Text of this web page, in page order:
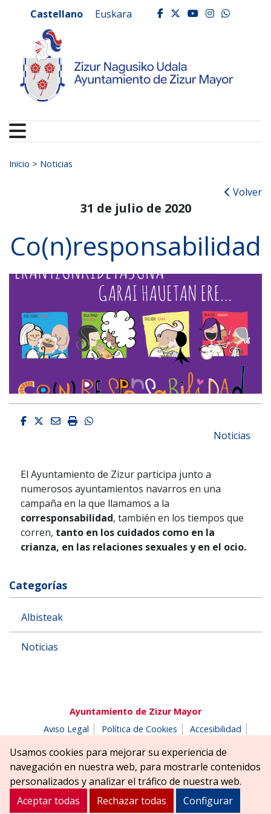
Ayuntamiento de
Castellano Euskara facebook
twitter
youtube
Buscar:
Inicio > Noticias
Volver
31 de julio de 2020
Co(n)responsabilidad
Facebook
Twitter
EmailImprimirWhatsapp
Noticias
El Ayuntamiento de Zizur participa junto a
numerosos ayuntamientos navarros en una
campaña en la que llamamos a la
corresponsabilidad, también en los tiempos que
corren, tanto en los cuidados como en la
crianza, en las relaciones sexuales y en el ocio.
Categorías
Albisteak
Noticias
Ayuntamiento de Zizur Mayor
Aviso Legal
Política de Cookies
Accesibilidad
Parque Erreniega parkea, s/n | 31180 Zizur Mayor-Zizur
Nagusia (NAVARRA-NAFARROA)
Tel. 948 181900
ayuntamiento@zizurmayor.es
Usamos cookies para mejorar su experiencia de
navegación en nuestra web, para mostrarle contenidos
personalizados y analizar el tráfico de nuestra web.
Aceptar todas
Rechazar todas Configurar